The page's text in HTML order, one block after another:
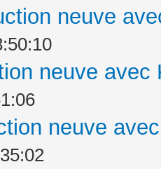
neuve
neuve avec
neuve